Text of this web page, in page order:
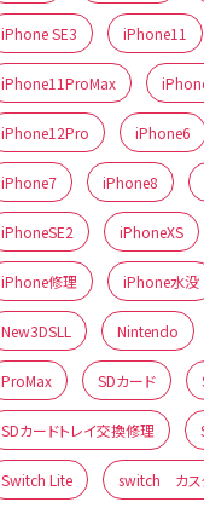
iPhone SE3 iPhone11
iPhone11ProMax
iPhone12Pro iPhone6
iPhone7 iPhone8
iPhoneSE2 iPhoneXS
iPhone修理 iPhone水没
New3DSLL Nintendo
ProMax SDカード
SDカードトレイ交換修理
Switch Lite switch カス